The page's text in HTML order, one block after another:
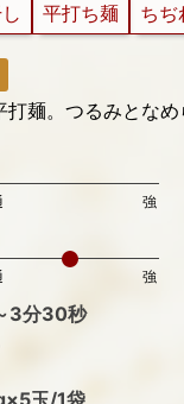
平打ち麺 ちぢ
麺。つるみとな
強
強
3分30秒
玉/1袋